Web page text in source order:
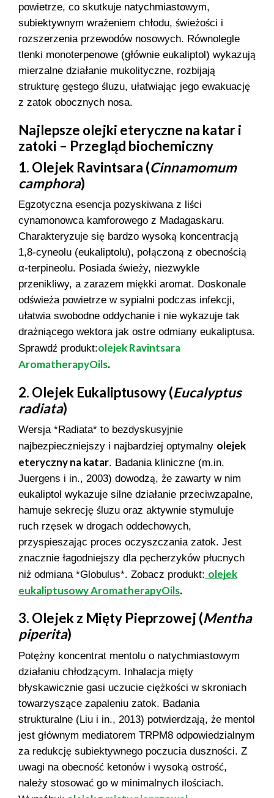
powietrze, co skutkuje natychmiastowym,
subiektywnym wrażeniem chłodu, świeżości i
rozszerzenia przewodów nosowych. Równolegle
tlenki monoterpenowe (głównie eukaliptol) wykazują
mierzalne działanie mukolityczne, rozbijają
strukturę gęstego śluzu, ułatwiając jego ewakuację
z zatok obocznych nosa.
Najlepsze olejki eteryczne na katar i
zatoki – Przegląd biochemiczny
1. Olejek Ravintsara (Cinnamomum
camphora)
Egzotyczna esencja pozyskiwana z liści
cynamonowca kamforowego z Madagaskaru.
Charakteryzuje się bardzo wysoką koncentracją
1,8-cyneolu (eukaliptolu), połączoną z obecnością
α-terpineolu. Posiada świeży, niezwykle
przenikliwy, a zarazem miękki aromat. Doskonale
odświeża powietrze w sypialni podczas infekcji,
ułatwia swobodne oddychanie i nie wykazuje tak
drażniącego wektora jak ostre odmiany eukaliptusa.
Sprawdź produkt:olejek Ravintsara
AromatherapyOils.
2. Olejek Eukaliptusowy (Eucalyptus
radiata)
Wersja *Radiata* to bezdyskusyjnie
najbezpieczniejszy i najbardziej optymalny olejek
eteryczny na katar. Badania kliniczne (m.in.
Juergens i in., 2003) dowodzą, że zawarty w nim
eukaliptol wykazuje silne działanie przeciwzapalne,
hamuje sekrecję śluzu oraz aktywnie stymuluje
ruch rzęsek w drogach oddechowych,
przyspieszając proces oczyszczania zatok. Jest
znacznie łagodniejszy dla pęcherzyków płucnych
niż odmiana *Globulus*. Zobacz produkt: olejek
eukaliptusowy AromatherapyOils.
3. Olejek z Mięty Pieprzowej (Mentha
piperita)
Potężny koncentrat mentolu o natychmiastowym
działaniu chłodzącym. Inhalacja mięty
błyskawicznie gasi uczucie ciężkości w skroniach
towarzyszące zapaleniu zatok. Badania
strukturalne (Liu i in., 2013) potwierdzają, że mentol
jest głównym mediatorem TRPM8 odpowiedzialnym
za redukcję subiektywnego poczucia duszności. Z
uwagi na obecność ketonów i wysoką ostrość,
należy stosować go w minimalnych ilościach.